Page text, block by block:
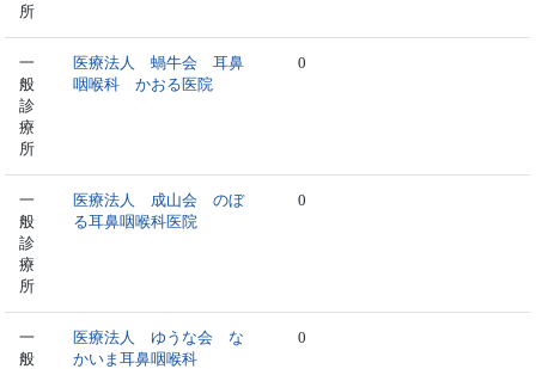
所
一
般
診
療
所
医療法人 蝸牛会 耳鼻
咽喉科 かおる医院
0
一
般
診
療
所
医療法人 成山会 のぼ
る耳鼻咽喉科医院
0
一
般
医療法人 ゆうな会 な
かいま耳鼻咽喉科
0